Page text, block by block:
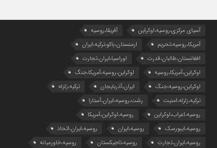
آسیای مرکزی،روسیه،اوکراین
آفریقا،روسیه
آمریکا،روسیه،تحریم
ارمنستان،باکو،ترکیه،ایران
افغانستان،طالبان،قدرت
اوراسیا،ایران،تجارت
اوکراین،آمریکا،روسیه
اوکراین،روسیه،آمریکا،جنگ
اوکراین،روسیه،جنگ
ایران،آذربایجان
ترکیه،زلزله
ترکیه،زلزله،امنیت
رشت،روسیه،ایران،آستارا
روسیه،اعراب،اوکراین
روسیه،اوکراین،آمریکا
روسیه،ایبورسک
روسیه،ایران
روسیه،ایران،اتحاد
روسیه،ایران،تجارت
روسیه،تاجیکستان
روسیه،خاورمیانه